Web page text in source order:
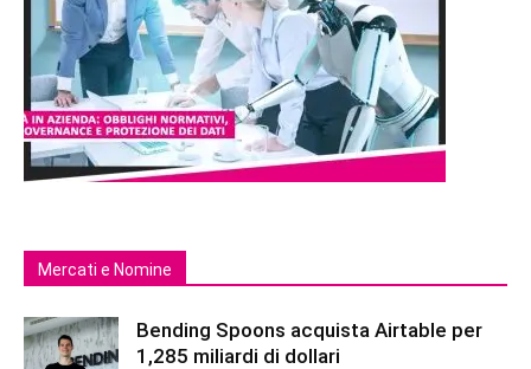
Mercati e Nomine
Bending Spoons acquista Airtable per
1,285 miliardi di dollari